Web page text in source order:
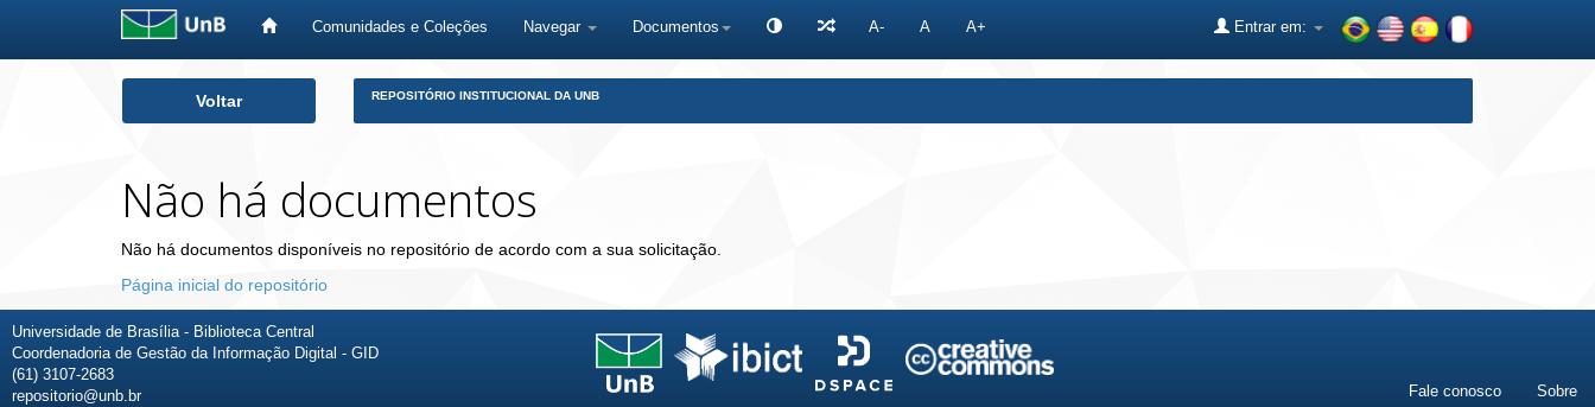
Comunidades e Coleções Navegar Documentos A- A A+ Entrar em:
Voltar REPOSITÓRIO INSTITUCIONAL DA UNB
Não há documentos
Não há documentos disponíveis no repositório de acordo com a sua solicitação.
Página inicial do repositório
Universidade de Brasília - Biblioteca Central
Coordenadoria de Gestão da Informação Digital - GID
(61) 3107-2683
repositorio@unb.br
Fale conosco Sobre